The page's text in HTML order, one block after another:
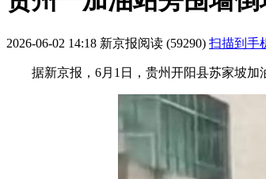
2026-06-02 14:18 新京报阅读 (59290) 扫描到手
据新京报，6月1日，贵州开阳县苏家坡加